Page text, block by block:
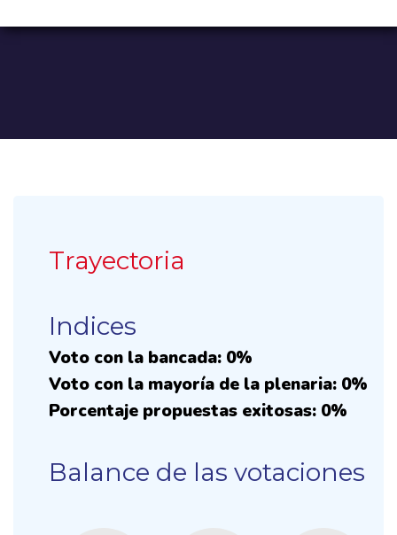
Trayectoria
Indices
Voto con la bancada: 0%
Voto con la mayoría de la plenaria: 0%
Porcentaje propuestas exitosas: 0%
Balance de las votaciones